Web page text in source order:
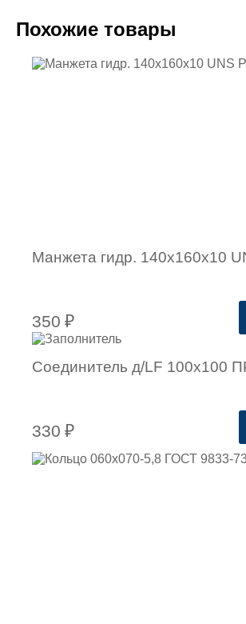
Похожие товары
Манжета гидр. 140х160х10
350 ₽
Соединитель д/LF 100х100
330 ₽